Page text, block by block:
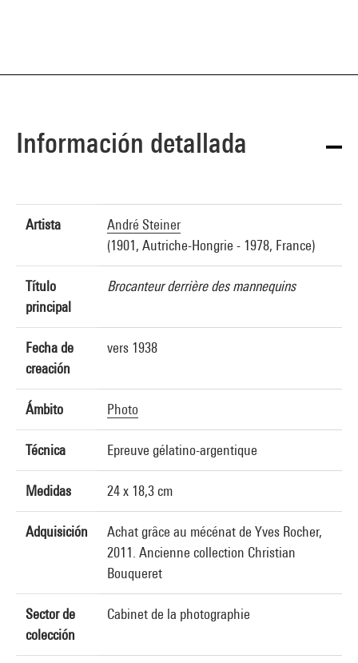
Información detallada
Artista
André Steiner
(1901, Autriche-Hongrie - 1978, France)
Título
principal
Brocanteur derrière des mannequins
Fecha de
creación
vers 1938
Ámbito Photo
Técnica Epreuve gélatino-argentique
Medidas 24 x 18,3 cm
Adquisición
Achat grâce au mécénat de Yves Rocher,
2011. Ancienne collection Christian
Bouqueret
Sector de
colección
Cabinet de la photographie